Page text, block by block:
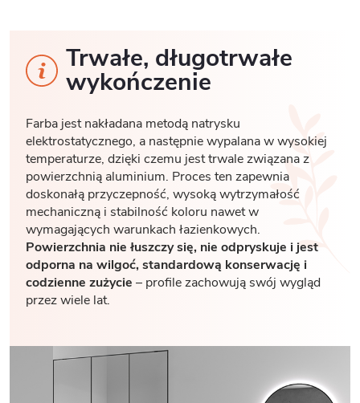
Trwałe, długotrwałe
wykończenie
Farba jest nakładana metodą natrysku
elektrostatycznego, a następnie wypalana w wysokiej
temperaturze, dzięki czemu jest trwale związana z
powierzchnią aluminium. Proces ten zapewnia
doskonałą przyczepność, wysoką wytrzymałość
mechaniczną i stabilność koloru nawet w
wymagających warunkach łazienkowych.
Powierzchnia nie łuszczy się, nie odpryskuje i jest
odporna na wilgoć, standardową konserwację i
codzienne zużycie – profile zachowują swój wygląd
przez wiele lat.